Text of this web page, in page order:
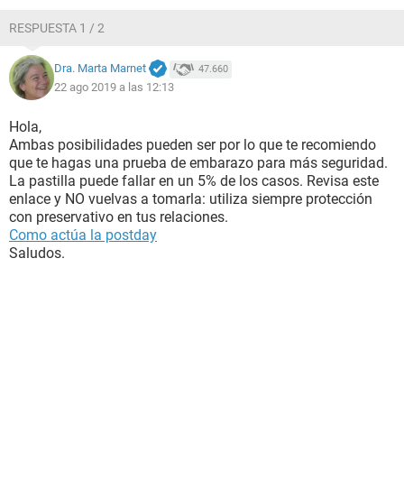
RESPUESTA 1 / 2
Dra. Marta Marnet 47.660
22 ago 2019 a las 12:13
Hola,
Ambas posibilidades pueden ser por lo que te recomiendo
que te hagas una prueba de embarazo para más seguridad.
La pastilla puede fallar en un 5% de los casos. Revisa este
enlace y NO vuelvas a tomarla: utiliza siempre protección
con preservativo en tus relaciones.
Como actúa la postday
Saludos.